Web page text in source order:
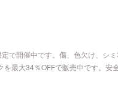
で開催中です。傷、色欠け、シ
最大34％OFFで販売中です。安